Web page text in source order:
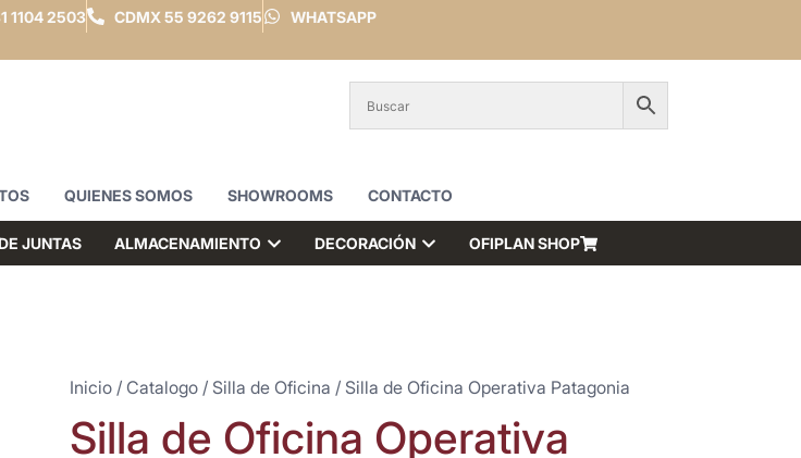
1104 2503 CDMX 55 9262 9115 WHATSAPP
QUIENES SOMOS SHOWROOMS CONTACTO
JUNTAS ALMACENAMIENTO DECORACIÓN OFIPLAN SHOP
Inicio / Catalogo / Silla de Oficina / Silla de Oficina Operativa Patagonia
Silla de Oficina Operativa